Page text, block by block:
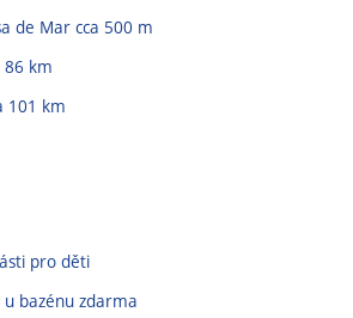
de Mar cca 500 m
86 km
101 km
pro děti
bazénu zdarma